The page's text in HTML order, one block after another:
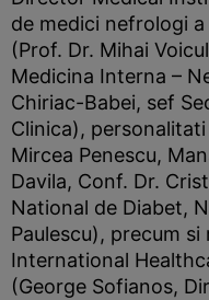
de medici nefrologi
(Prof. Dr. Mihai
Medicina Interna –
Chiriac-Babei, sef
Clinica),
Mircea Penescu,
Davila, Conf. Dr.
National de Diabet,
Paulescu), precum
International
(George Sofianos,